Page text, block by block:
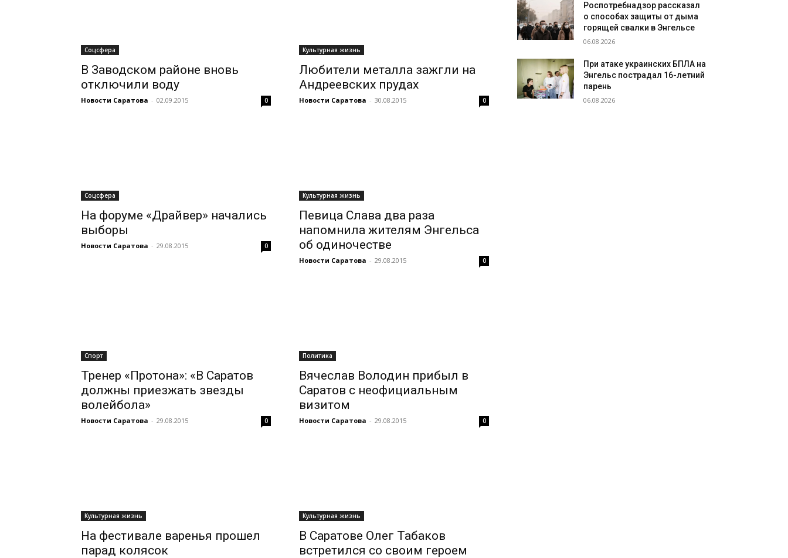
Соцсфера
В Заводском районе вновь
отключили воду
Новости Саратова - 02.09.2015 0
Культурная жизнь
Любители металла зажгли на
Андреевских прудах
Новости Саратова - 30.08.2015 0
Соцсфера
На форуме «Драйвер» начались
выборы
Новости Саратова - 29.08.2015 0
Культурная жизнь
Певица Слава два раза
напомнила жителям Энгельса
об одиночестве
Новости Саратова - 29.08.2015 0
Спорт
Тренер «Протона»: «В Саратов
должны приезжать звезды
волейбола»
Новости Саратова - 29.08.2015 0
Политика
Вячеслав Володин прибыл в
Саратов с неофициальным
визитом
Новости Саратова - 29.08.2015 0
Культурная жизнь
На фестивале варенья прошел
парад колясок
Культурная жизнь
В Саратове Олег Табаков
встретился со своим героем
Роспотребнадзор рассказал
о способах защиты от дыма
горящей свалки в Энгельсе
06.08.2026
При атаке украинских БПЛА на
Энгельс пострадал 16-летний
парень
06.08.2026